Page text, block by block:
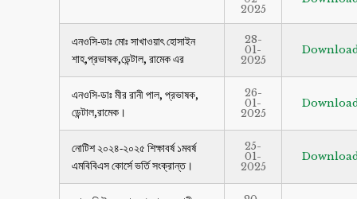
2025
এনওসি-ডাঃ মোঃ সাখাওয়াৎ হোসাইন
শাহ,প্রভাষক,ডেন্টাল, রামেক এর
28-
01-
2025
এনওসি-ডাঃ মীর রানী পাল, প্রভাষক,
ডেন্টাল,রামেক।
26-
01-
2025
নোটিশ ২০২৪-২০২৫ শিক্ষাবর্ষ ১মবর্ষ
এমবিবিএস কোর্সে ভর্তি সংক্রান্ত।
25-
01-
2025